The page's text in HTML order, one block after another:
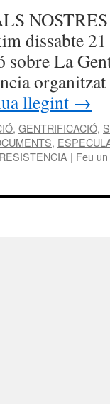
dissabte 21
sobre La
llegint →
, GENTRIFICACIÓ,
,
| Feu